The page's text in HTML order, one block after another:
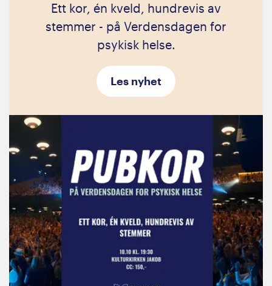
Ett kor, én kveld, hundrevis av
stemmer - på Verdensdagen for
psykisk helse.
Les nyhet